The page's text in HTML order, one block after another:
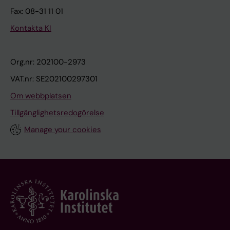
Fax: 08-31 11 01
Kontakta KI
Org.nr: 202100-2973
VAT.nr: SE202100297301
Om webbplatsen
Tillgänglighetsredogörelse
Manage your cookies